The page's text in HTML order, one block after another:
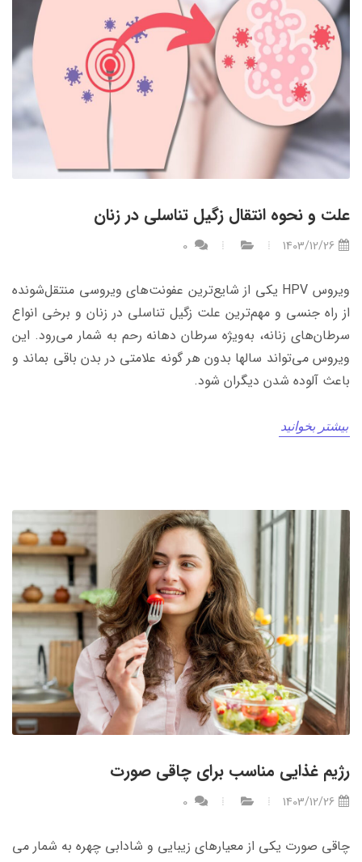
علت و نحوه انتقال زگیل تناسلی در زنان
1403/12/26
ویروس HPV یکی از شایع‌ترین عفونت‌های ویروسی منتقل‌شونده
از راه جنسی و مهم‌ترین علت زگیل تناسلی در زنان و برخی انواع
سرطان‌های زنانه، به‌ویژه سرطان دهانه رحم به شمار می‌رود. این
ویروس می‌تواند سالها بدون هر گونه علامتی در بدن باقی بماند و
باعث آلوده شدن دیگران شود.
بیشتر بخوانید
رژیم غذایی مناسب برای چاقی صورت
1403/12/26
چاقی صورت یکی از معیارهای زیبایی و شادابی چهره به شمار می